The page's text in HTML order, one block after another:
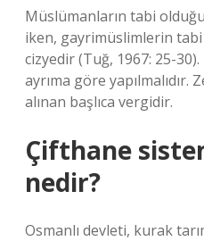
Müslümanların tabi
iken, gayrimüslimlerin
cizyedir (Tuğ, 1967: 25-
ayrıma göre
alınan başlıca vergidir.
Çifthane
nedir?
Osmanlı devleti, kurak